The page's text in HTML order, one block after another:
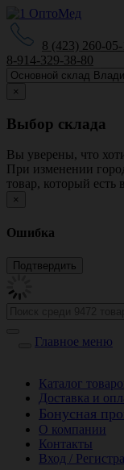
8 (423) 260-05-
8-914-329-38-80
×
Выбор склада
Вы уверены, что
При изменении
товар, который
×
Ошибка
Главное меню
Каталог
Доставка и
Бонусная
О компании
Контакты
Вход /